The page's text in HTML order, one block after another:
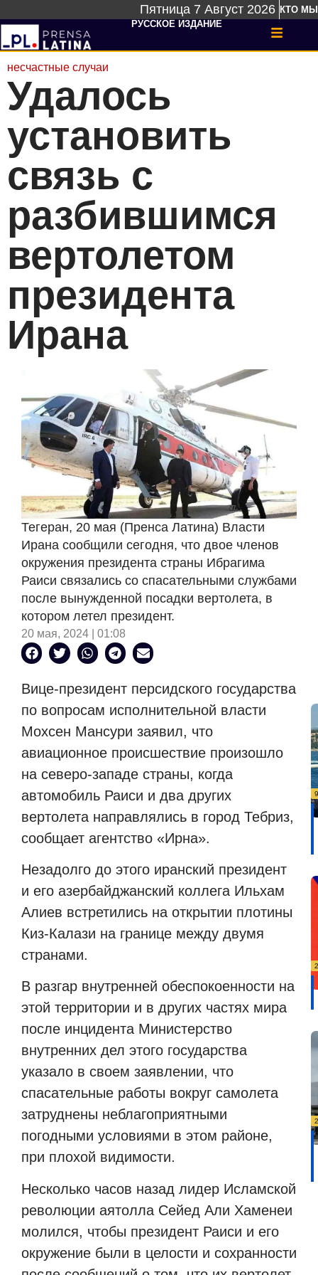
Пятница 7 Август 2026 КТО МЫ
РУССКОЕ ИЗДАНИЕ
несчастные случаи
Удалось
установить
связь с
разбившимся
вертолетом
президента
Ирана
Тегеран, 20 мая (Пренса Латина) Власти
Ирана сообщили сегодня, что двое членов
окружения президента страны Ибрагима
Раиси связались со спасательными службами
после вынужденной посадки вертолета, в
котором летел президент.
20 мая, 2024 | 01:08
Вице-президент персидского государства
по вопросам исполнительной власти
Мохсен Мансури заявил, что
авиационное происшествие произошло
на северо-западе страны, когда
автомобиль Раиси и два других
вертолета направлялись в город Тебриз,
сообщает агентство «Ирна».
Незадолго до этого иранский президент
и его азербайджанский коллега Ильхам
Алиев встретились на открытии плотины
Киз-Калази на границе между двумя
странами.
В разгар внутренней обеспокоенности на
этой территории и в других частях мира
после инцидента Министерство
внутренних дел этого государства
указало в своем заявлении, что
спасательные работы вокруг самолета
затруднены неблагоприятными
погодными условиями в этом районе,
при плохой видимости.
Несколько часов назад лидер Исламской
революции аятолла Сейед Али Хаменеи
молился, чтобы президент Раиси и его
окружение были в целости и сохранности